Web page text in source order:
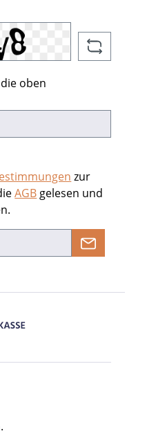
oben
zur
AGB gelesen und